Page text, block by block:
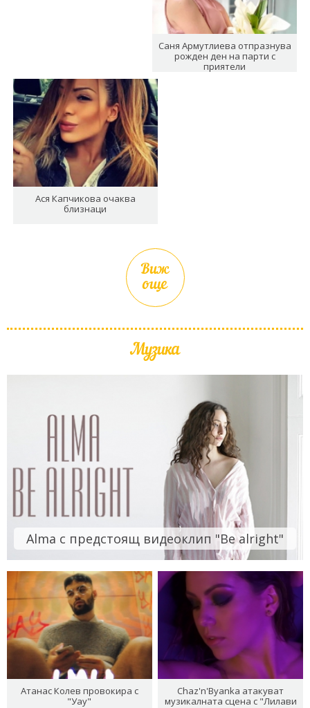
Саня Армутлиева отпразнува
рожден ден на парти с
приятели
Ася Капчикова очаква
близнаци
Виж
още
Музика
Alma с предстоящ видеоклип "Be alright"
Атанас Колев провокира с
"Уау"
Chaz'n'Byanka атакуват
музикалната сцена с "Лилави